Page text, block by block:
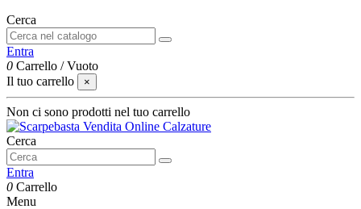
Cerca
Entra
0 Carrello /Vuoto
Il tuo carrello
×
Non ci sono prodotti nel tuo carrello
Cerca
Entra
0 Carrello
Menu